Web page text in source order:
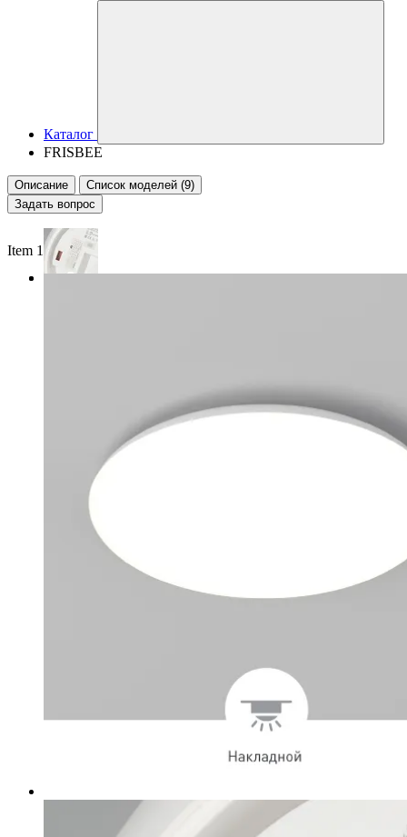
Каталог
FRISBEE
Описание
Список моделей (9)
Задать вопрос
Item 1 of 2